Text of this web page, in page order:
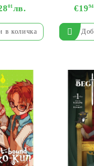
01лв. €1994